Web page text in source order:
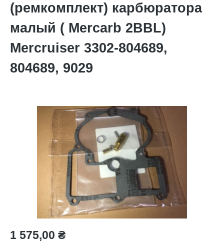
(ремкомплект) карбюратора
малый ( Mercarb 2BBL)
Mercruiser 3302-804689,
804689, 9029
Пропустить галерею изображений
1 575,00 ₴